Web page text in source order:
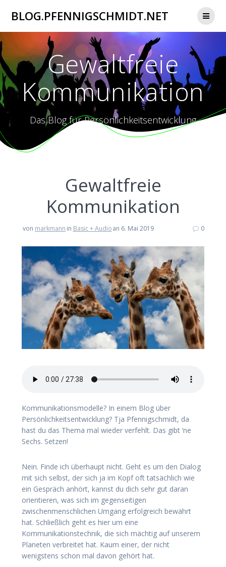
Inhalt
BLOG.PFENNIGSCHMIDT.NET
Gewaltfreie
Kommunikation
Das Blog für Persönlichkeitsentwicklung
Gewaltfreie
Kommunikation
von markmann in Basic + Audioan 6. Mai 2019 0
Kommunikationsmodelle? In einem Blog über
Persönlichkeitsentwicklung? Tja Pfennigschmidt, da
hast du das Thema mal wieder verfehlt. Das gibt ’ne
Sechs. Setzen!
Nein. Finde ich überhaupt nicht. Geht es um den Dialog
mit sich selbst, der sich ja im Kopf oft tatsächlich wie
ein Gespräch anhört, kannst du dich sehr gut daran
orientieren, was sich im gegenseitigen
zwischenmenschlichen Umgang erfolgreich bewährt
hat. Schließlich geht es hier um eine
Kommunikationstechnik, die sich mächtig auf unserem
Planeten verbreitet hat. Kaum einer, der nicht
wenigstens schon mal davon gehört hat.